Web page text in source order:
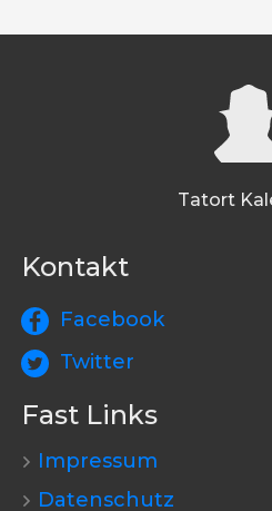
Tatort
Kontakt
Facebook
Twitter
Fast Links
Impressum
Datenschutz